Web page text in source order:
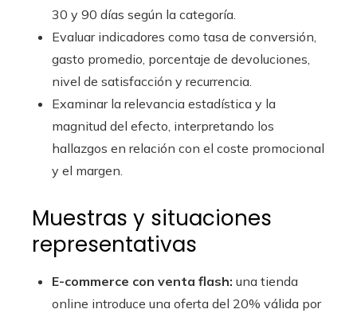
30 y 90 días según la categoría.
Evaluar indicadores como tasa de conversión,
gasto promedio, porcentaje de devoluciones,
nivel de satisfacción y recurrencia.
Examinar la relevancia estadística y la
magnitud del efecto, interpretando los
hallazgos en relación con el coste promocional
y el margen.
Muestras y situaciones
representativas
E-commerce con venta flash: una tienda
online introduce una oferta del 20% válida por